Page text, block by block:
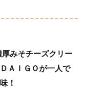
厚みそチーズクリー
ＡＩＧＯが一人で
！